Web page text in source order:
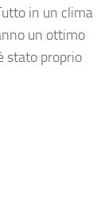
in un clima
un ottimo
stato proprio